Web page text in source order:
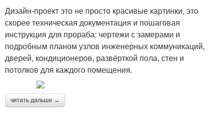
Дизайн-проект это не просто красивые картинки, это
скорее техническая документация и пошаговая
инструкция для прораба: чертежи с замерами и
подробным планом узлов инженерных коммуникаций,
дверей, кондиционеров, развёрткой пола, стен и
потолков для каждого помещения.
читать дальше →